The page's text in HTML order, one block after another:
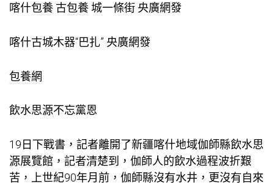
喀什包養 古包養城一條街 央廣網發
喀什古城木器“巴扎” 央廣網發
包養網
飲水思源不忘黨恩
19日下戰書，記者離開了新疆喀什地域伽師縣飲水思
源展覽館，記者清楚到，伽師人的飲水過程波折艱
苦，上世紀90年月前，伽師縣沒有水井，更沒有自來